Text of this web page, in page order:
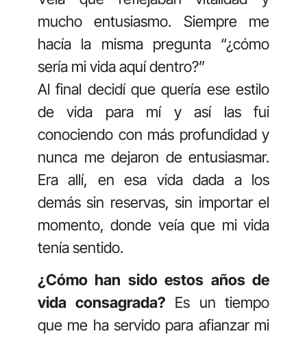
mucho entusiasmo. Siempre me
hacía la misma pregunta “¿cómo
sería mi vida aquí dentro?”
Al final decidí que quería ese estilo
de vida para mí y así las fui
conociendo con más profundidad y
nunca me dejaron de entusiasmar.
Era allí, en esa vida dada a los
demás sin reservas, sin importar el
momento, donde veía que mi vida
tenía sentido.
¿Cómo han sido estos años de
vida consagrada? Es un tiempo
que me ha servido para afianzar mi